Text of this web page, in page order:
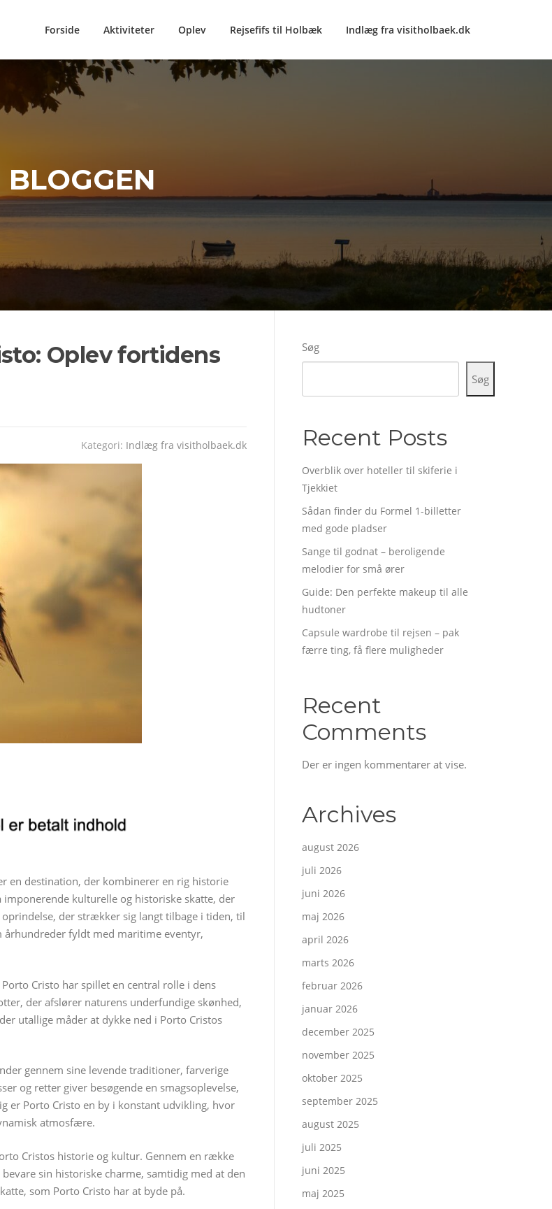
Forside Aktiviteter Oplev Rejsefifs til Holbæk Indlæg fra visitholbaek.dk
BLOGGEN
Oplev fortidens
Kategori: Indlæg fra visitholbaek.dk
en destination, der kombinerer en rig historie
kulturelle og historiske skatte, der
der strækker sig langt tilbage i tiden, til
århundreder fyldt med maritime eventyr,
Cristo har spillet en central rolle i dens
der afslører naturens underfundige skønhed,
utallige måder at dykke ned i Porto Cristos
gennem sine levende traditioner, farverige
og retter giver besøgende en smagsoplevelse,
er Porto Cristo en by i konstant udvikling, hvor
atmosfære.
Cristos historie og kultur. Gennem en række
sin historiske charme, samtidig med at den
som Porto Cristo har at byde på.
Søg
Søg
Recent Posts
Overblik over hoteller til skiferie i
Tjekkiet
Sådan finder du Formel 1-billetter
med gode pladser
Sange til godnat – beroligende
melodier for små ører
Guide: Den perfekte makeup til alle
hudtoner
Capsule wardrobe til rejsen – pak
færre ting, få flere muligheder
Recent
Comments
Der er ingen kommentarer at vise.
Archives
august 2026
juli 2026
juni 2026
maj 2026
april 2026
marts 2026
februar 2026
januar 2026
december 2025
november 2025
oktober 2025
september 2025
august 2025
juli 2025
juni 2025
maj 2025